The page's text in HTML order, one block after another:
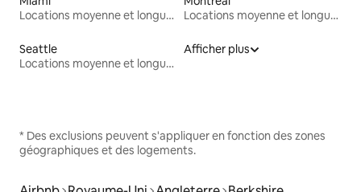
Locations moyenne et longue durée
Locations moyenne et longue durée
Seattle
Locations moyenne et longue durée
Afficher plus
* Des exclusions peuvent s'appliquer en fonction des zones
géographiques et des logements.